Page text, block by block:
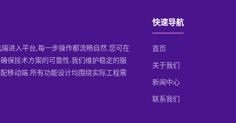
进入平台,每一步操作都流畅自然.您可在
保技术方案的可靠性.我们维护稳定的服
移动端.所有功能设计均围绕实际工程需
快速导航
首页
关于我们
新闻中心
联系我们